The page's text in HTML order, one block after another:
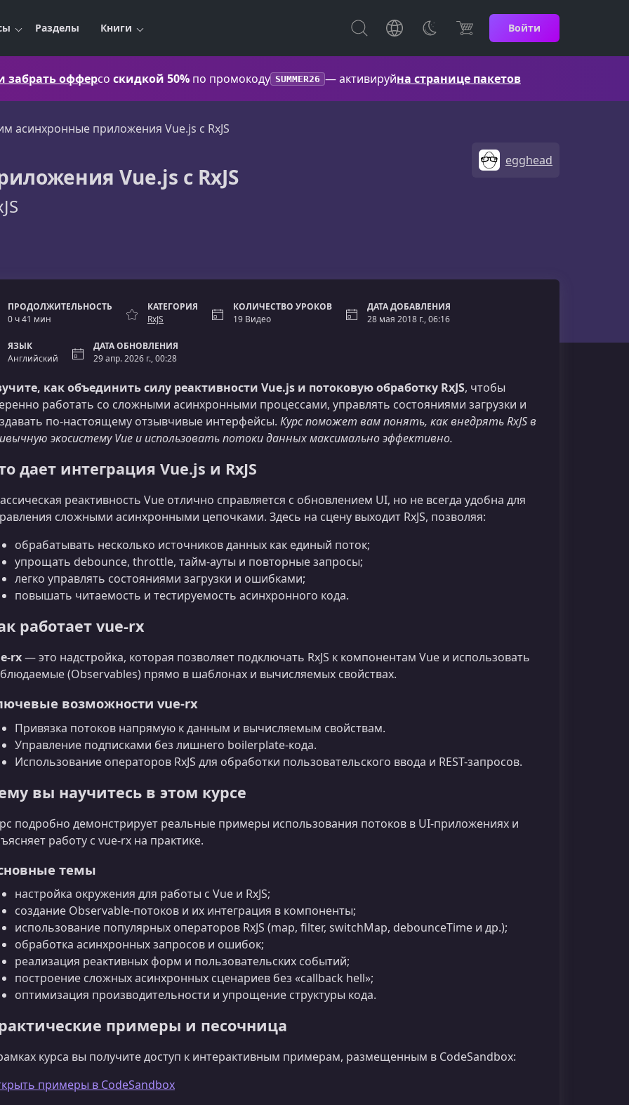
Разделы Книги Войти
забрать офферсо скидкой 50% по промокоду SUMMER26 — активируйна странице пакетов
асинхронные приложения Vue.js с RxJS
Vue.js с RxJS
egghead
ПРОДОЛЖИТЕЛЬНОСТЬ
0 ч 41 мин
КАТЕГОРИЯ
RxJS
КОЛИЧЕСТВО УРОКОВ
19 Видео
ДАТА ДОБАВЛЕНИЯ
28 мая 2018 г., 06:16
ЯЗЫК
Английский
ДАТА ОБНОВЛЕНИЯ
29 апр. 2026 г., 00:28
как объединить силу реактивности Vue.js и потоковую обработку RxJS, чтобы
работать со сложными асинхронными процессами, управлять состояниями загрузки и
по-настоящему отзывчивые интерфейсы. Курс поможет вам понять, как внедрять RxJS в
экосистему Vue и использовать потоки данных максимально эффективно.
дает интеграция Vue.js и RxJS
реактивность Vue отлично справляется с обновлением UI, но не всегда удобна для
сложными асинхронными цепочками. Здесь на сцену выходит RxJS, позволяя:
обрабатывать несколько источников данных как единый поток;
упрощать debounce, throttle, тайм-ауты и повторные запросы;
легко управлять состояниями загрузки и ошибками;
повышать читаемость и тестируемость асинхронного кода.
работает vue-rx
rx— это надстройка, которая позволяет подключать RxJS к компонентам Vue и использовать
(Observables) прямо в шаблонах и вычисляемых свойствах.
возможности vue-rx
Привязка потоков напрямую к данным и вычисляемым свойствам.
Управление подписками без лишнего boilerplate-кода.
Использование операторов RxJS для обработки пользовательского ввода и REST-запросов.
вы научитесь в этом курсе
подробно демонстрирует реальные примеры использования потоков в UI-приложениях и
работу с vue-rx на практике.
темы
настройка окружения для работы с Vue и RxJS;
создание Observable-потоков и их интеграция в компоненты;
использование популярных операторов RxJS (map, filter, switchMap, debounceTime и др.);
обработка асинхронных запросов и ошибок;
реализация реактивных форм и пользовательских событий;
построение сложных асинхронных сценариев без «callback hell»;
оптимизация производительности и упрощение структуры кода.
примеры и песочница
курса вы получите доступ к интерактивным примерам, размещенным в CodeSandbox:
примеры в CodeSandbox